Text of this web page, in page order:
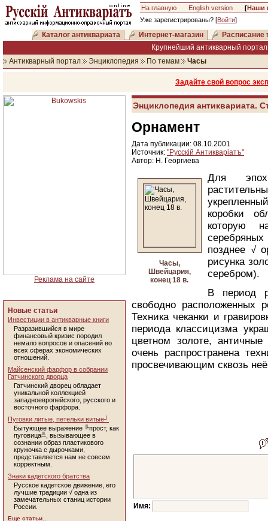
На главную English version [Наши
Уже зарегистрированы? [Войти]
Каталог антиквариата Интернет-магазин
Расписание
Крупнейший антикварный
Антикварный портал
Энциклопедия По темам Часы
Задайте свой вопрос
Реклама на сайте
Новые статьи
Инвестиции в антикварные книги
Разразившийся в мире
финансовый кризис породил
немало вопросов и опасений во
всех сферах экономических
отношений.
Майсенский фарфор в собрании
Гатчинского дворца
Гатчинский дворец обладает
уникальной коллекцией
западноевропейского, русского и
восточного фарфора.
Пуговки литые, петельки витые┘
Бытующее выражение ╚прост, как
пуговица╩, вызывающее в
сознании образ пластикового
кружочка с дырочками,
представляется нам не совсем
корректным.
Знаки кадетского братства
Русское кадетское движение, его
лучшие традиции √ одна из
замечательных станиц истории
России.
Еще статьи...
Энциклопедия антиквариата.
Орнамент
Дата публикации: 08.10.2001
Источник: "Русскiй Антикварiатъ"
Автор: Н. Георгиева
Часы,
Швейцария,
конец 18 в.
Для
коробки
которую
позднее √
рисунка
серебром).
В период
свободно расположенных
Техника чеканки и
периода классицизма
цветном золоте,
очень распространена
просвечивающим сквозь
Имя: